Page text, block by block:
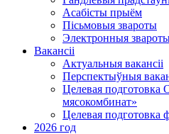
Асабісты прыём
Пісьмовыя звароты
Электронныя
Вакансіі
Актуальныя вакансіі
Перспектыўныя
Целевая
мясокомбинат»
Целевая подготовка
2026 год